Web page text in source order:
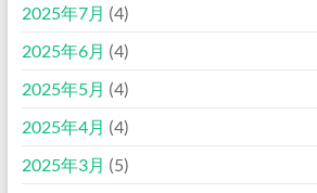
2025年7月 (4)
2025年6月 (4)
2025年5月 (4)
2025年4月 (4)
2025年3月 (5)